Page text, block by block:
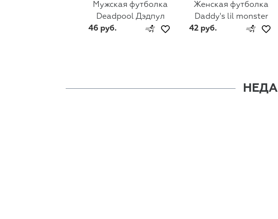
Мужская футболка
Deadpool Дэдпул
46 руб.
Женская футболка
Daddy's lil monster
42 руб.